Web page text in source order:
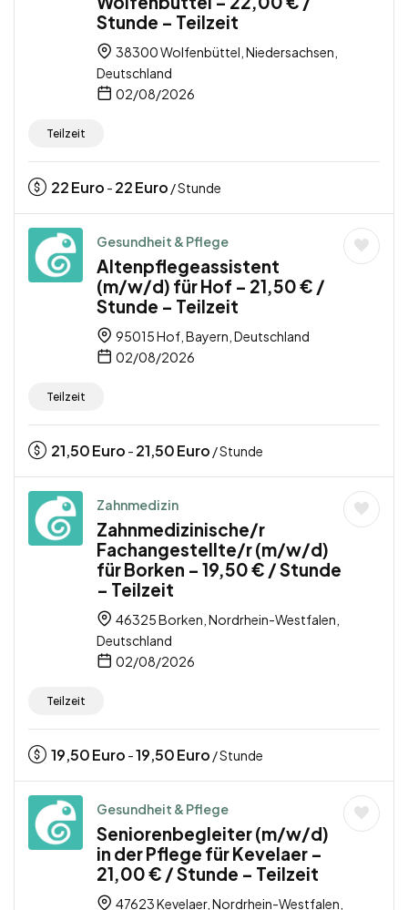
Stunde – Teilzeit
38300 Wolfenbüttel, Niedersachsen,
Deutschland
02/08/2026
Teilzeit
22Euro - 22Euro / Stunde
Gesundheit & Pflege
Altenpflegeassistent
(m/w/d) für Hof – 21,50 € /
Stunde – Teilzeit
95015 Hof, Bayern, Deutschland
02/08/2026
Teilzeit
21,50Euro - 21,50Euro / Stunde
Zahnmedizin
Zahnmedizinische/r
Fachangestellte/r (m/w/d)
für Borken – 19,50 € / Stunde
– Teilzeit
46325 Borken, Nordrhein-Westfalen,
Deutschland
02/08/2026
Teilzeit
19,50Euro -19,50Euro / Stunde
Gesundheit & Pflege
Seniorenbegleiter (m/w/d)
in der Pflege für Kevelaer –
21,00 € / Stunde – Teilzeit
47623 Kevelaer, Nordrhein-Westfalen,